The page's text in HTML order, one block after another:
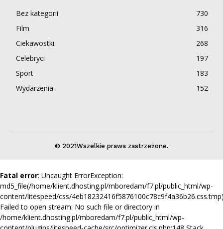
Bez kategorii
730
Film
316
Ciekawostki
268
Celebryci
197
Sport
183
Wydarzenia
152
© 2021Wszelkie prawa zastrzeżone.
Fatal error: Uncaught ErrorException:
md5_file(/home/klient.dhosting.pl/mboredam/f7.pl/public_html/wp-
content/litespeed/css/
Failed to open stream: No such file or directory in
/home/klient.dhosting.pl/mboredam/f7.pl/public_html/wp-